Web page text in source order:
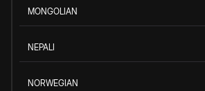
MONGOLIAN
NEPALI
NORWEGIAN